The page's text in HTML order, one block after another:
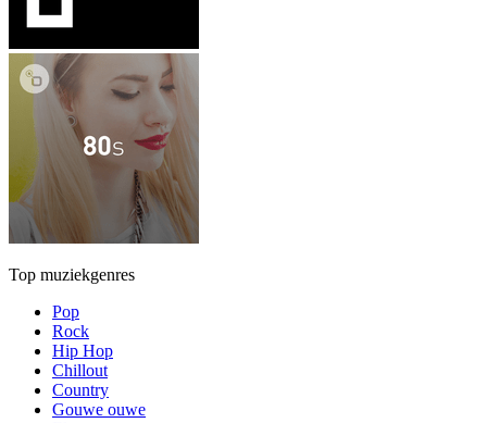
Top muziekgenres
Pop
Rock
Hip Hop
Chillout
Country
Gouwe ouwe